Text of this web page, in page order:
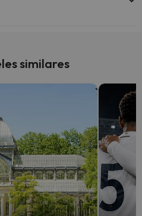
similares